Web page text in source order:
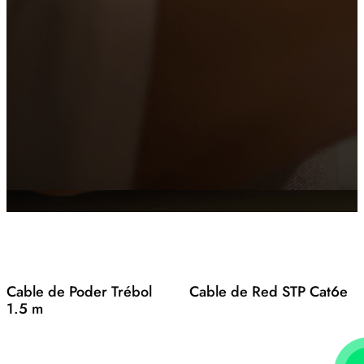
Cable de Poder Trébol
1.5 m
Cable de Red STP Cat6e